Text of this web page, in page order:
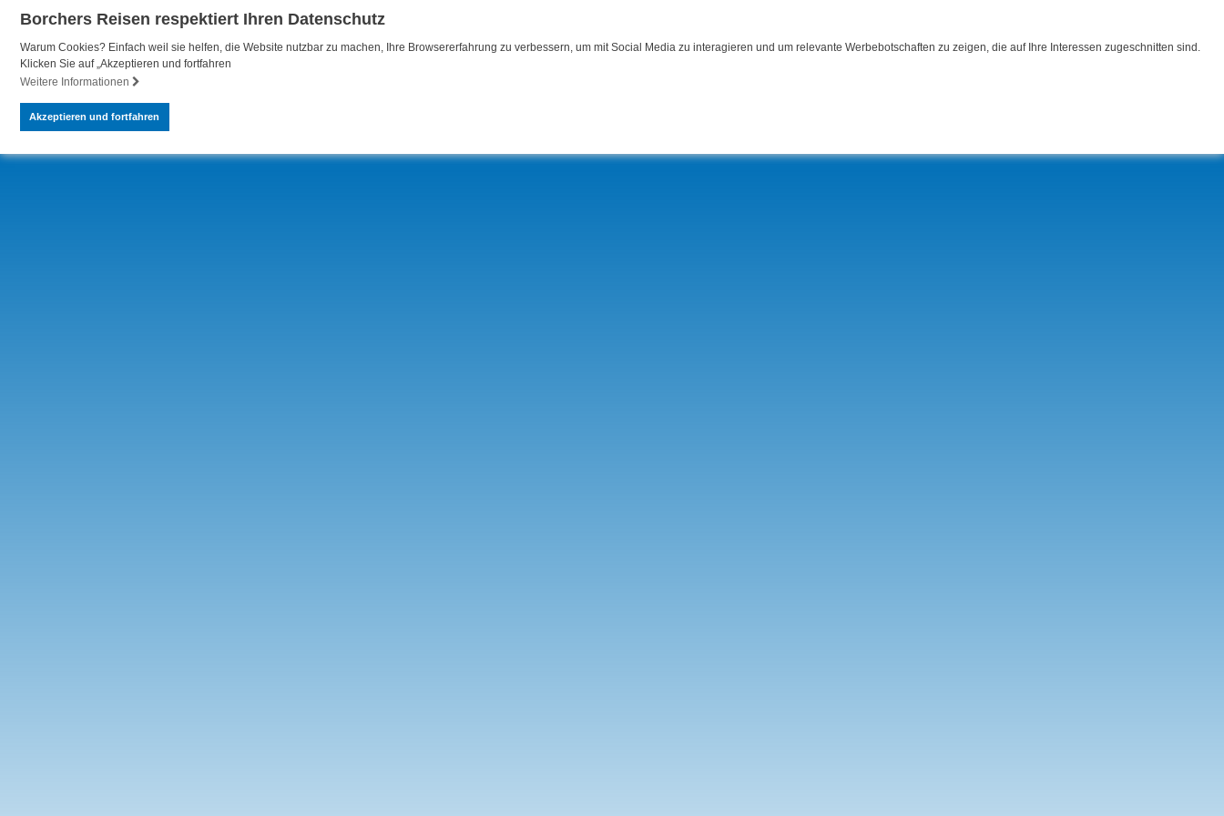
Borchers Reisen respektiert Ihren Datenschutz
Warum Cookies? Einfach weil sie helfen, die Website nutzbar zu machen, Ihre Browsererfahrung zu verbessern, um mit Social Media zu interagieren und um relevante Werbebotschaften zu zeigen, die auf Ihre Interessen zugeschnitten sind.
Klicken Sie auf „Akzeptieren und fortfahren
Weitere Informationen
Akzeptieren und fortfahren